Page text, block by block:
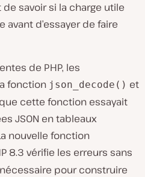
de savoir si la charge utile
d’essayer de faire
de PHP, les
fonction json_decode() et
cette fonction essayait
JSON en tableaux
nouvelle fonction
8.3 vérifie les erreurs sans
pour construire